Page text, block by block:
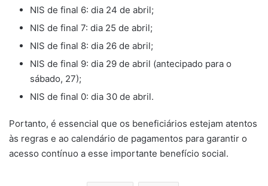
NIS de final 6: dia 24 de abril;
NIS de final 7: dia 25 de abril;
NIS de final 8: dia 26 de abril;
NIS de final 9: dia 29 de abril (antecipado para o
sábado, 27);
NIS de final 0: dia 30 de abril.
Portanto, é essencial que os beneficiários estejam atentos
às regras e ao calendário de pagamentos para garantir o
acesso contínuo a esse importante benefício social.